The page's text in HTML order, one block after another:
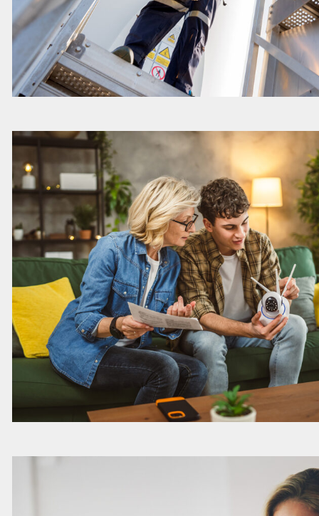
Lees
over
deze
vacature
Legal
&
Employment